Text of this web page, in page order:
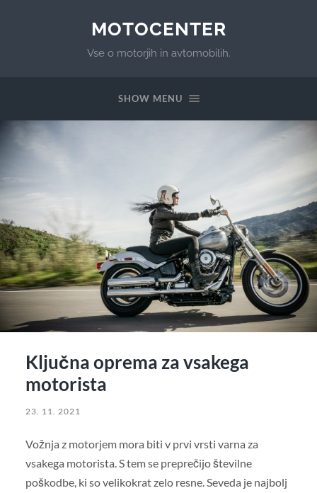
MOTOCENTER
Vse o motorjih in avtomobilih.
SHOW MENU
Ključna oprema za vsakega
motorista
23. 11. 2021
Vožnja z motorjem mora biti v prvi vrsti varna za
vsakega motorista. S tem se preprečijo številne
poškodbe, ki so velikokrat zelo resne. Seveda je najbolj